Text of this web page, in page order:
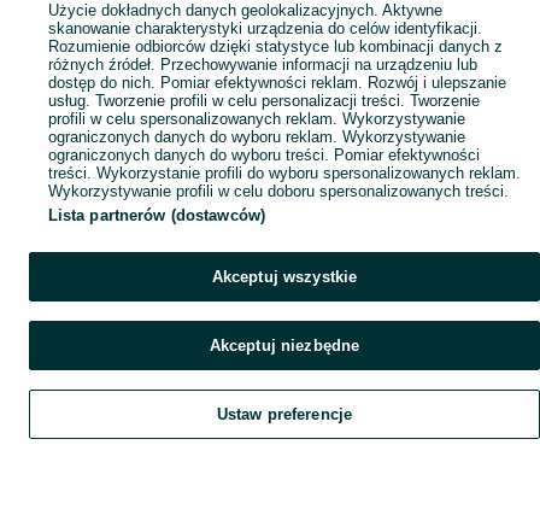
Szukaj Obserwujesz Dodaj Czat Konto
Użycie dokładnych danych geolokalizacyjnych. Aktywne
skanowanie charakterystyki urządzenia do celów identyfikacji.
Rozumienie odbiorców dzięki statystyce lub kombinacji danych z
różnych źródeł. Przechowywanie informacji na urządzeniu lub
dostęp do nich. Pomiar efektywności reklam. Rozwój i ulepszanie
usług. Tworzenie profili w celu personalizacji treści. Tworzenie
profili w celu spersonalizowanych reklam. Wykorzystywanie
ograniczonych danych do wyboru reklam. Wykorzystywanie
ograniczonych danych do wyboru treści. Pomiar efektywności
treści. Wykorzystanie profili do wyboru spersonalizowanych reklam.
Wykorzystywanie profili w celu doboru spersonalizowanych treści.
Lista partnerów (dostawców)
Akceptuj wszystkie
Akceptuj niezbędne
Ustaw preferencje